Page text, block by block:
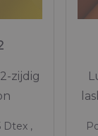
zijdig
Dtex ,